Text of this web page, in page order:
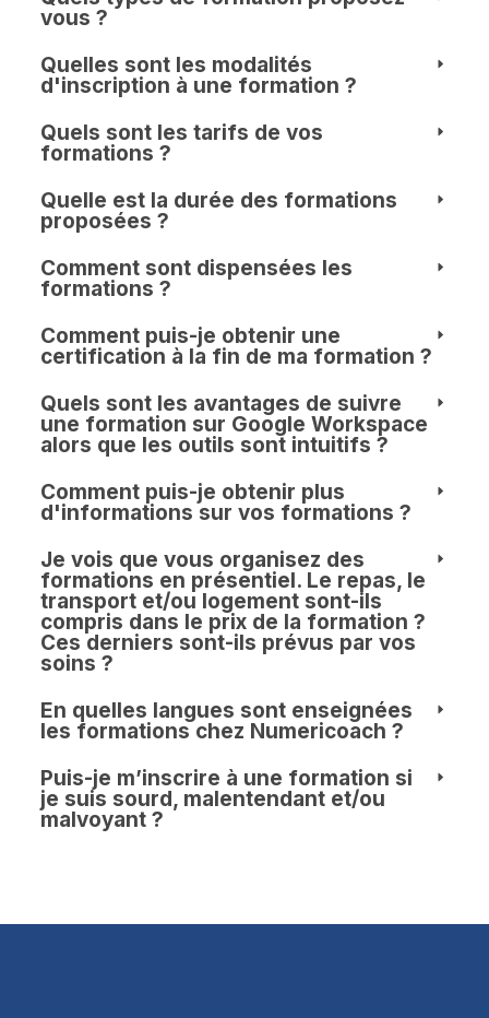
vous ?
Quelles sont les modalités
d'inscription à une formation ?
Quels sont les tarifs de vos
formations ?
Quelle est la durée des formations
proposées ?
Comment sont dispensées les
formations ?
Comment puis-je obtenir une
certification à la fin de ma formation ?
Quels sont les avantages de suivre
une formation sur Google Workspace
alors que les outils sont intuitifs ?
Comment puis-je obtenir plus
d'informations sur vos formations ?
Je vois que vous organisez des
formations en présentiel. Le repas, le
transport et/ou logement sont-ils
compris dans le prix de la formation ?
Ces derniers sont-ils prévus par vos
soins ?
En quelles langues sont enseignées
les formations chez Numericoach ?
Puis-je m’inscrire à une formation si
je suis sourd, malentendant et/ou
malvoyant ?